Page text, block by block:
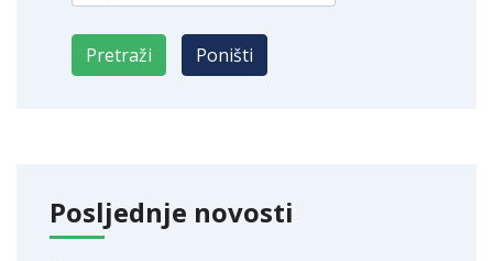
Posljednje novosti